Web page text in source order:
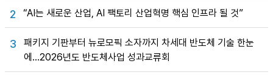
2 “AI는 새로운 산업, AI 팩토리 산업혁명 핵심 인프라 될 것”
3
패키지 기판부터 뉴로모픽 소자까지 차세대 반도체 기술 한눈
에…2026년도 반도체사업 성과교류회